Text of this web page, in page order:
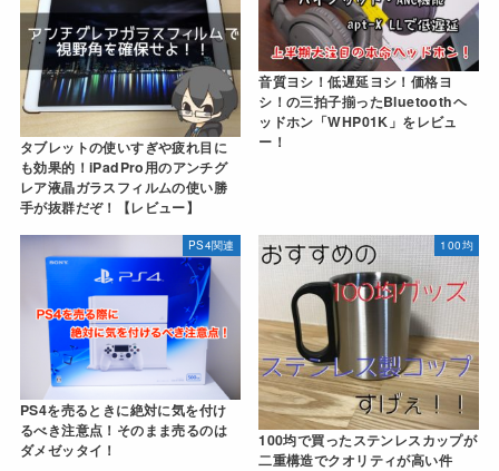
タブレットの使いすぎや疲れ目に
も効果的！iPadPro用のアンチグ
レア液晶ガラスフィルムの使い勝
手が抜群だぞ！【レビュー】
音質ヨシ！低遅延ヨシ！価格ヨ
シ！の三拍子揃ったBluetoothヘ
ッドホン「WHP01K」をレビュ
ー！
PS4関連
PS4を売るときに絶対に気を付け
るべき注意点！そのまま売るのは
ダメゼッタイ！
100均
100均で買ったステンレスカップが
二重構造でクオリティが高い件